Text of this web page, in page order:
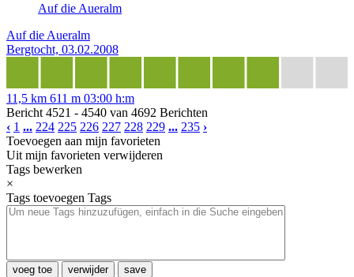
Auf die Aueralm
Auf die Aueralm
Bergtocht, 03.02.2008
11,5 km 611 m 03:00 h:m
Bericht 4521 - 4540 van 4692 Berichten
‹ 1 ... 224 225 226 227 228 229 ... 235 ›
Toevoegen aan mijn favorieten
Uit mijn favorieten verwijderen
Tags bewerken
×
Tags toevoegen Tags
voeg toe verwijder save